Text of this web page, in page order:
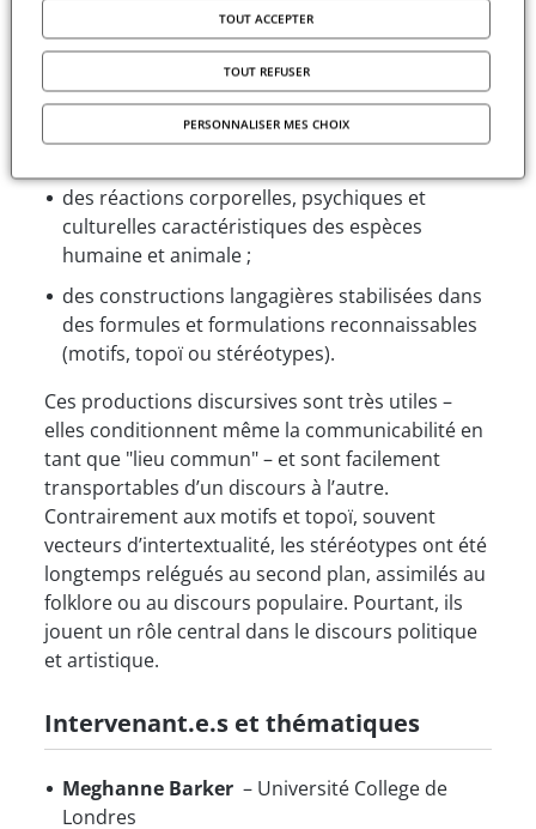
également produits par des opérations
d’automatisation des langages ou d’autres
pratiques (scientifiques, raisonnement, etc.).
L’attention sera portée sur les automatismes qui
impliquent :
des réactions corporelles, psychiques et
culturelles caractéristiques des espèces
humaine et animale ;
des constructions langagières stabilisées dans
des formules et formulations reconnaissables
(motifs, topoï ou stéréotypes).
Ces productions discursives sont très utiles –
elles conditionnent même la communicabilité en
tant que "lieu commun" – et sont facilement
transportables d’un discours à l’autre.
Contrairement aux motifs et topoï, souvent
vecteurs d’intertextualité, les stéréotypes ont été
longtemps relégués au second plan, assimilés au
folklore ou au discours populaire. Pourtant, ils
jouent un rôle central dans le discours politique
et artistique.
Intervenant.e.s et thématiques
Meghanne Barker – Université College de
Londres
TOUT ACCEPTER
TOUT REFUSER
PERSONNALISER MES CHOIX